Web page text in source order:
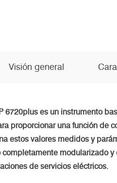
Visión general
6720plus es un instrumento
proporcionar una función de
estos valores medidos y
modularizado
de servicios eléctricos.